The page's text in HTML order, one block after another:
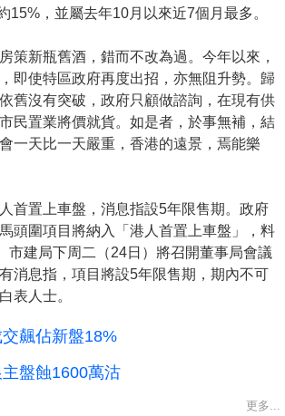
15%，並屬去年10月以來近7個月最多。
策新瓶舊酒，錯而不改為過。今年以來，
即使特區政府再度出招，亦無阻升勢。歸
舊沒有突破，政府只顧做諮詢，在現有供
民置業將價就貨。如是者，於事無補，結
一天比一天嚴重，香港的遠景，焉能樂
首置上車盤，消息指設5年限售期。政府
頭圍項目將納入「港人首置上車盤」，料
市建局下周二（24日）將召開董事局會議
消息指，項目將設5年限售期，期內不可
表人士。
飆佔新盤18%
盤蝕1600萬沽
更多...